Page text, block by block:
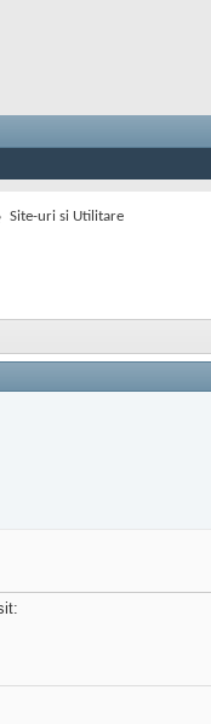
Site-uri si Utilitare